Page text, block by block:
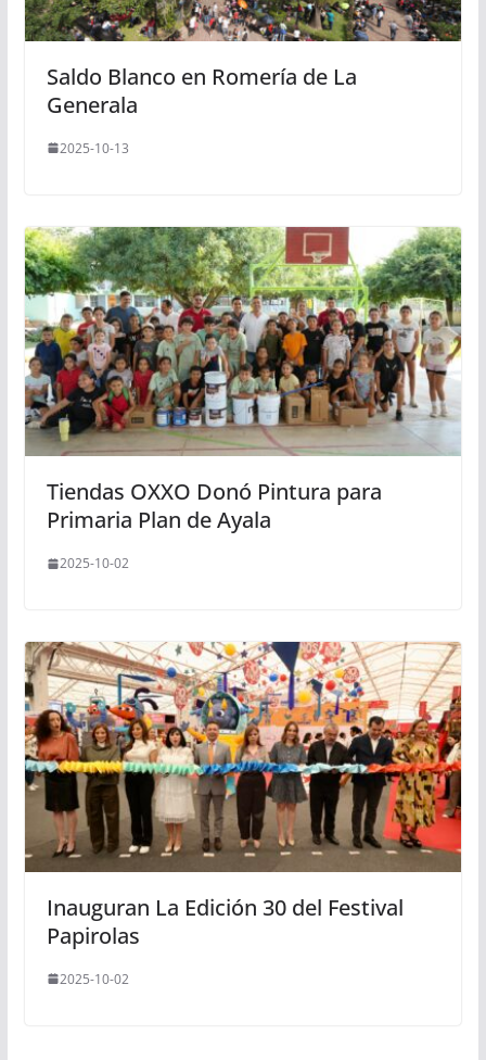
Saldo Blanco en Romería de La
Generala
2025-10-13
Tiendas OXXO Donó Pintura para
Primaria Plan de Ayala
2025-10-02
Inauguran La Edición 30 del Festival
Papirolas
2025-10-02